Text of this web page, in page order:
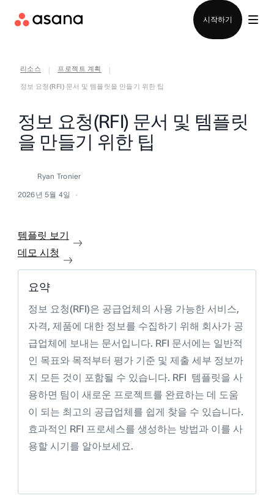
시작하기
리소스 프로젝트 계획
정보 요청(RFI) 문서 및 템플릿을 만들기 위한 팁
정보 요청(RFI) 문서 및 템플릿
을 만들기 위한 팁
Ryan Tronier
2026년 5월 4일
템플릿 보기
데모 시청
요약
정보 요청(RFI)은 공급업체의 사용 가능한 서비스,
자격, 제품에 대한 정보를 수집하기 위해 회사가 공
급업체에 보내는 문서입니다. RFI 문서에는 일반적
인 목표와 목적부터 평가 기준 및 제출 세부 정보까
지 모든 것이 포함될 수 있습니다. RFI 템플릿을 사
용하면 팀이 새로운 프로젝트를 완료하는 데 도움
이 되는 최고의 공급업체를 쉽게 찾을 수 있습니다.
효과적인 RFI 프로세스를 생성하는 방법과 이를 사
용할 시기를 알아보세요.